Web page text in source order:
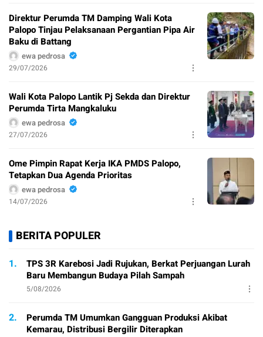
Direktur Perumda TM Damping Wali Kota
Palopo Tinjau Pelaksanaan Pergantian Pipa Air
Baku di Battang
ewa pedrosa
29/07/2026
Wali Kota Palopo Lantik Pj Sekda dan Direktur
Perumda Tirta Mangkaluku
ewa pedrosa
27/07/2026
Ome Pimpin Rapat Kerja IKA PMDS Palopo,
Tetapkan Dua Agenda Prioritas
ewa pedrosa
14/07/2026
BERITA POPULER
1.
TPS 3R Karebosi Jadi Rujukan, Berkat Perjuangan Lurah
Baru Membangun Budaya Pilah Sampah
5/08/2026
2.
Perumda TM Umumkan Gangguan Produksi Akibat
Kemarau, Distribusi Bergilir Diterapkan